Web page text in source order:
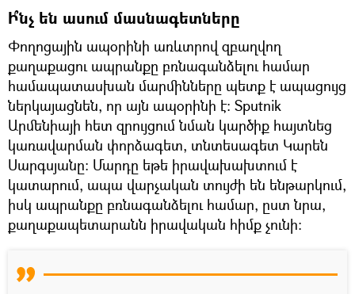
Ի՞նչ են ասում մասնագետները
Փողոցային ապօրինի առևտրով զբաղվող
քաղաքացու ապրանքը բռնագանձելու համար
համապատասխան մարմինները պետք է ապացույց
ներկայացնեն, որ այն ապօրինի է։ Sputnik
Արմենիայի հետ զրույցում նման կարծիք հայտնեց
կառավարման փորձագետ, տնտեսագետ Կարեն
Սարգսյանը։ Մարդը եթե իրավախախտում է
կատարում, ապա վարչական տույժի են ենթարկում,
իսկ ապրանքը բռնագանձելու համար, ըստ նրա,
քաղաքապետարանն իրավական հիմք չունի։